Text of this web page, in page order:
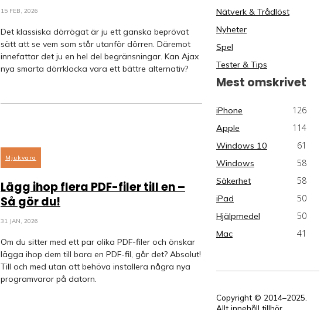
15 FEB, 2026
Det klassiska dörrögat är ju ett ganska beprövat
sätt att se vem som står utanför dörren. Däremot
innefattar det ju en hel del begränsningar. Kan Ajax
nya smarta dörrklocka vara ett bättre alternativ?
Mjukvara
Lägg ihop flera PDF-filer till en –
Så gör du!
31 JAN, 2026
Om du sitter med ett par olika PDF-filer och önskar
lägga ihop dem till bara en PDF-fil, går det? Absolut!
Till och med utan att behöva installera några nya
programvaror på datorn.
Nätverk & Trådlöst
Nyheter
Spel
Tester & Tips
Mest omskrivet
iPhone 126
Apple 114
Windows 10 61
Windows 58
Säkerhet 58
iPad 50
Hjälpmedel 50
Mac 41
Copyright © 2014–2025.